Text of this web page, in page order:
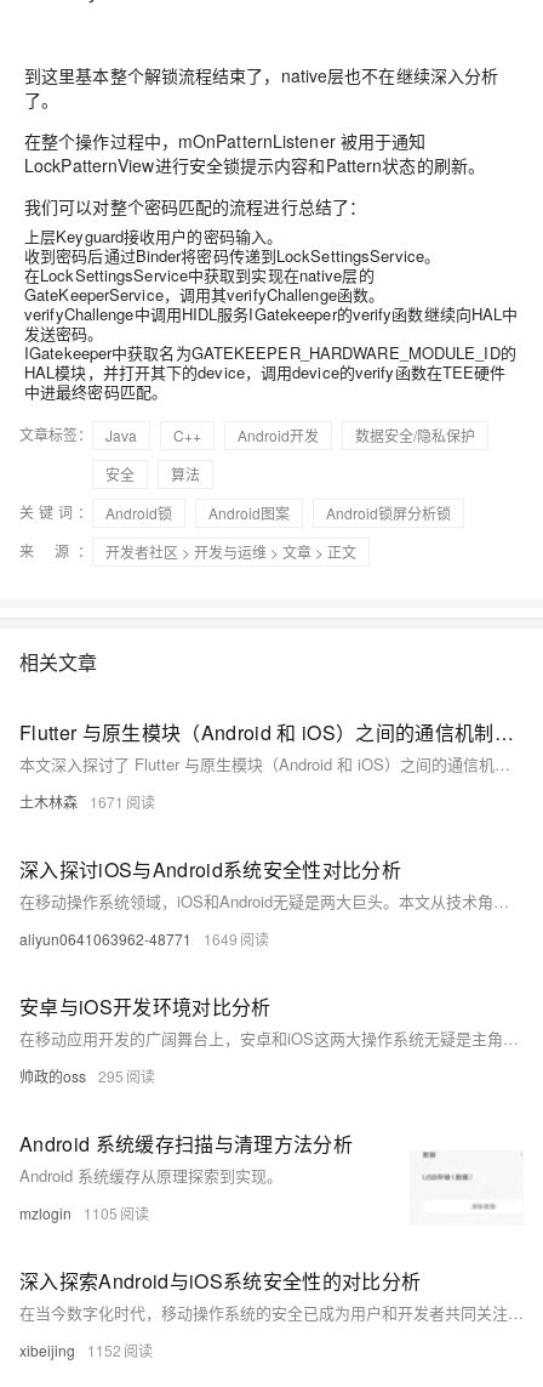
到这里基本整个解锁流程结束了，native层也不在继续深入分析
了。
在整个操作过程中，mOnPatternListener 被用于通知
LockPatternView进行安全锁提示内容和Pattern状态的刷新。
我们可以对整个密码匹配的流程进行总结了：
上层Keyguard接收用户的密码输入。
收到密码后通过Binder将密码传递到LockSettingsService。
在LockSettingsService中获取到实现在native层的
GateKeeperService，调用其verifyChallenge函数。
verifyChallenge中调用HIDL服务IGatekeeper的verify函数继续向HAL中
发送密码。
IGatekeeper中获取名为GATEKEEPER_HARDWARE_MODULE_ID的
HAL模块，并打开其下的device，调用device的verify函数在TEE硬件
中进最终密码匹配。
文章标签： Java C++ Android开发
数据安全/隐私保护
安全
算法
关键词：
Android锁 Android图案
Android锁屏分析锁
来 源：
开发者社区 > 开发与运维 > 文章 > 正文
相关文章
Flutter 与原生模块（Android 和 iOS）之间的通信机制，包括方法调用、事件传递等，分析了通信的必要性、主要方式、数据传递、性能优化及错误处理，并通过实际案例展示了其应用效果，展望了未来的发展趋势
本文深入探讨了 Flutter 与原生模块（Android 和 iOS）之间的通信机制，包括方法调用、事件传递等，分析了通信的必要性、主要方式、数据传递、性能优化及错误处理，并通过实际案例展示了其应用效果，展望了未来的发展趋势。这对于实现高效的跨平台移动应用开发具有重要指导意义。
土木林森 1671
深入探讨iOS与Android系统安全性对比分析
在移动操作系统领域，iOS和Android无疑是两大巨头。本文从技术角度出发，对这两个系统的架构、安全机制以及用户隐私保护等方面进行了详细的比较分析。通过深入探讨，我们旨在揭示两个系统在安全性方面的差异，并为用户提供一些实用的安全建议。
aliyun0641063962-48771 1649
安卓与iOS开发环境对比分析
在移动应用开发的广阔舞台上，安卓和iOS这两大操作系统无疑是主角。它们各自拥有独特的特点和优势，为开发者提供了不同的开发环境和工具。本文将深入浅出地探讨安卓和iOS开发环境的主要差异，包括开发工具、编程语言、用户界面设计、性能优化以及市场覆盖等方面，旨在帮助初学者更好地理解两大平台的开发特点，并为他们选择合适的开发路径提供参考。通过比较分析，我们将揭示不同环境下的开发实践，以及如何根据项目需求和目标受众来选择最合适的开发平台。
帅政的oss 295
Android 系统缓存扫描与清理方法分析
Android 系统缓存从原理探索到实现。
mzlogin 1105
深入探索Android与iOS系统安全性的对比分析
在当今数字化时代，移动操作系统的安全已成为用户和开发者共同关注的重点。本文旨在通过比较Android与iOS两大主流操作系统在安全性方面的差异，揭示两者在设计理念、权限管理、应用审核机制等方面的不同之处。我们将探讨这些差异如何影响用户的安全体验以及可能带来的风险。
xibeijing 1152